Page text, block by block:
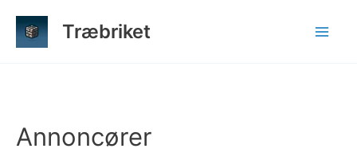
Træbriket
Annoncører